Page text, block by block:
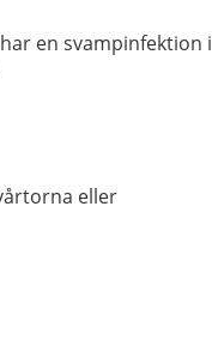
en svampinfektion i
eller